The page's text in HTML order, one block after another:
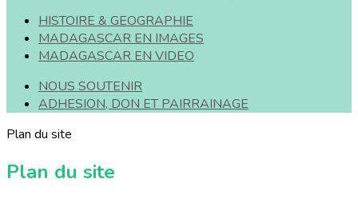
HISTOIRE & GEOGRAPHIE
MADAGASCAR EN IMAGES
MADAGASCAR EN VIDEO
NOUS SOUTENIR
ADHESION, DON ET PAIRRAINAGE
Plan du site
Plan du site